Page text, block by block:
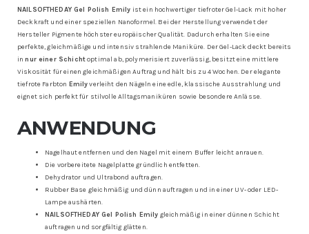
NAILSOFTHEDAY Gel Polish Emily ist ein hochwertiger tiefroter Gel-Lack mit hoher
Deckkraft und einer speziellen Nanoformel. Bei der Herstellung verwendet der
Hersteller Pigmente höchster europäischer Qualität. Dadurch erhalten Sie eine
perfekte, gleichmäßige und intensiv strahlende Maniküre. Der Gel-Lack deckt bereits
innur einer Schichtoptimal ab, polymerisiert zuverlässig, besitzt eine mittlere
Viskosität für einen gleichmäßigen Auftrag und hält bis zu 4 Wochen. Der elegante
tiefrote Farbton Emilyverleiht den Nägeln eine edle, klassische Ausstrahlung und
eignet sich perfekt für stilvolle Alltagsmaniküren sowie besondere Anlässe.
ANWENDUNG
Nagelhaut entfernen und den Nagel mit einem Buffer leicht anrauen.
Die vorbereitete Nagelplatte gründlich entfetten.
Dehydrator und Ultrabond auftragen.
Rubber Base gleichmäßig und dünn auftragen und in einer UV- oder LED-
Lampe aushärten.
NAILSOFTHEDAY Gel Polish Emily gleichmäßig in einer dünnen Schicht
auftragen und sorgfältig glätten.